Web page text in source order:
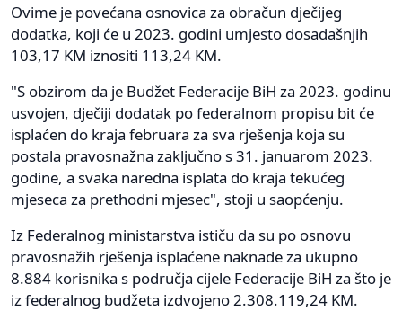
Ovime je povećana osnovica za obračun dječijeg
dodatka, koji će u 2023. godini umjesto dosadašnjih
103,17 KM iznositi 113,24 KM.
"S obzirom da je Budžet Federacije BiH za 2023. godinu
usvojen, dječiji dodatak po federalnom propisu bit će
isplaćen do kraja februara za sva rješenja koja su
postala pravosnažna zaključno s 31. januarom 2023.
godine, a svaka naredna isplata do kraja tekućeg
mjeseca za prethodni mjesec", stoji u saopćenju.
Iz Federalnog ministarstva ističu da su po osnovu
pravosnažih rješenja isplaćene naknade za ukupno
8.884 korisnika s područja cijele Federacije BiH za što je
iz federalnog budžeta izdvojeno 2.308.119,24 KM.